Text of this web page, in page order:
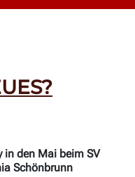
in den Mai beim SV
Schönbrunn